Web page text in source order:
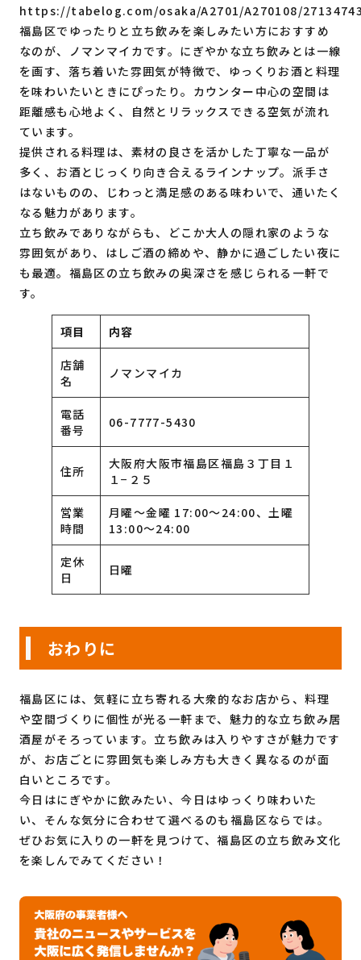
https://tabelog.com/osaka/A2701/A270108/
福島区でゆったりと立ち飲みを楽しみたい方におすすめ
なのが、ノマンマイカです。にぎやかな立ち飲みとは一線
を画す、落ち着いた雰囲気が特徴で、ゆっくりお酒と料理
を味わいたいときにぴったり。カウンター中心の空間は
距離感も心地よく、自然とリラックスできる空気が流れ
ています。
提供される料理は、素材の良さを活かした丁寧な一品が
多く、お酒とじっくり向き合えるラインナップ。派手さ
はないものの、じわっと満足感のある味わいで、通いたく
なる魅力があります。
立ち飲みでありながらも、どこか大人の隠れ家のような
雰囲気があり、はしご酒の締めや、静かに過ごしたい夜に
も最適。福島区の立ち飲みの奥深さを感じられる一軒で
す。
項目 内容
店舗
名
ノマンマイカ
電話
番号
06-7777-5430
住所
大阪府大阪市福島区福島３丁目１
１−２５
営業
時間
月曜〜金曜 17:00〜24:00、土曜
13:00〜24:00
定休
日
日曜
おわりに
福島区には、気軽に立ち寄れる大衆的なお店から、料理
や空間づくりに個性が光る一軒まで、魅力的な立ち飲み居
酒屋がそろっています。立ち飲みは入りやすさが魅力です
が、お店ごとに雰囲気も楽しみ方も大きく異なるのが面
白いところです。
今日はにぎやかに飲みたい、今日はゆっくり味わいた
い、そんな気分に合わせて選べるのも福島区ならでは。
ぜひお気に入りの一軒を見つけて、福島区の立ち飲み文化
を楽しんでみてください！